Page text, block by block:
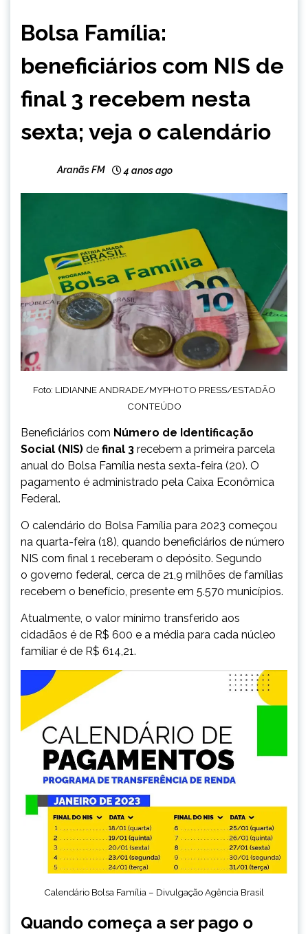
NOTÍCIAS
Bolsa Família:
beneficiários com NIS de
final 3 recebem nesta
sexta; veja o calendário
Aranãs FM 4 anos ago
Foto: LIDIANNE ANDRADE/MYPHOTO PRESS/ESTADÃO
CONTEÚDO
Beneficiários com Número de Identificação
Social (NIS) de final 3 recebem a primeira parcela
anual do Bolsa Família nesta sexta-feira (20). O
pagamento é administrado pela Caixa Econômica
Federal.
O calendário do Bolsa Família para 2023 começou
na quarta-feira (18), quando beneficiários de número
NIS com final 1 receberam o depósito. Segundo
o governo federal, cerca de 21,9 milhões de famílias
recebem o benefício, presente em 5.570 municípios.
Atualmente, o valor mínimo transferido aos
cidadãos é de R$ 600 e a média para cada núcleo
familiar é de R$ 614,21.
Calendário Bolsa Família – Divulgação Agência Brasil
Quando começa a ser pago o